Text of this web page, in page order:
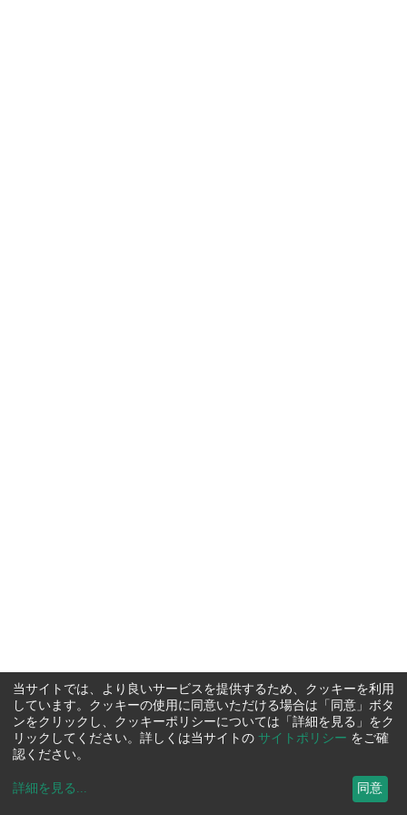
当サイトでは、より良いサービスを提供するため、クッキーを利用
しています。クッキーの使用に同意いただける場合は「同意」ボタ
ンをクリックし、クッキーポリシーについては「詳細を見る」をク
リックしてください。詳しくは当サイトの サイトポリシー をご確
認ください。
詳細を見る ... 同意